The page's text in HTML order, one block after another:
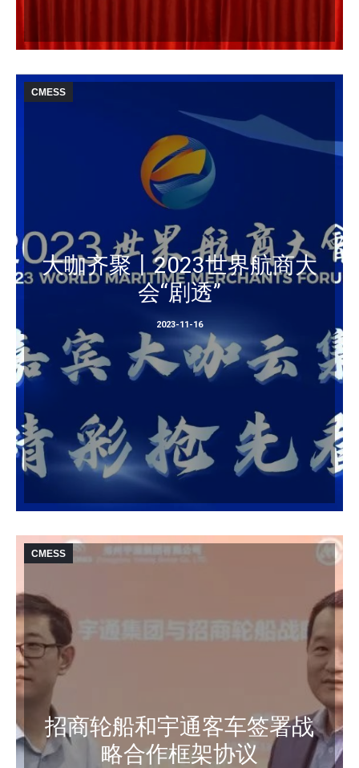
CMESS
大咖齐聚丨2023世界航商大
会“剧透”
2023-11-16
CMESS
招商轮船和宇通客车签署战
略合作框架协议